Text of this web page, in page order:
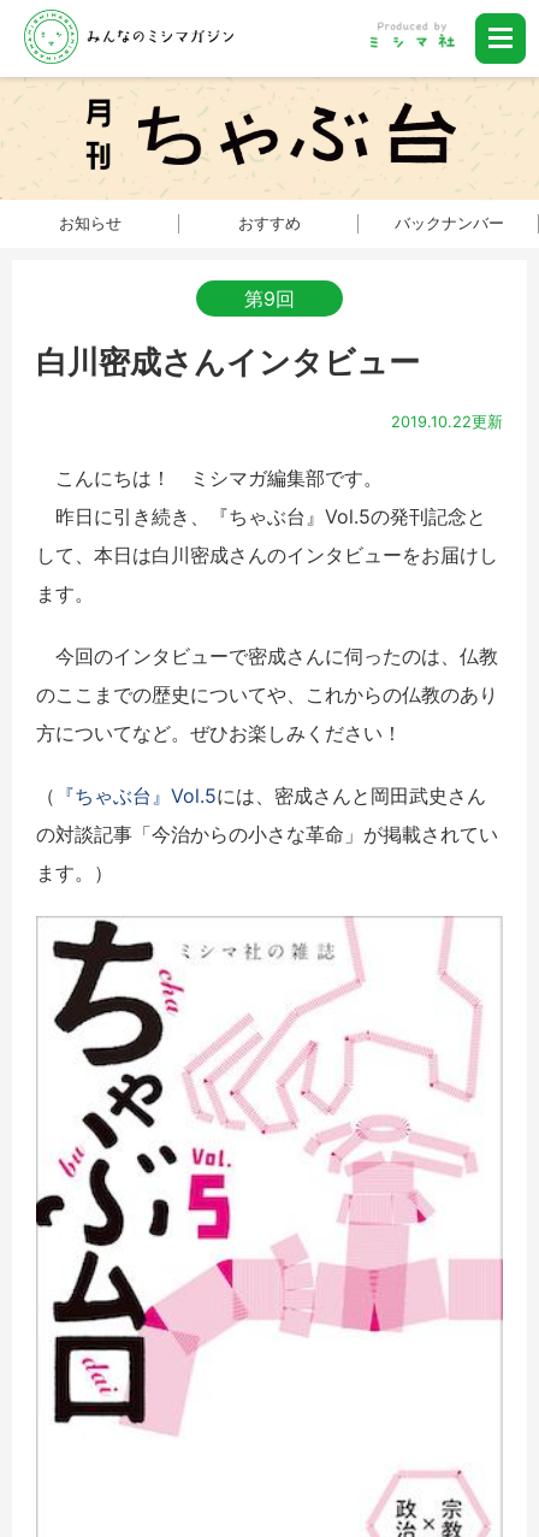
お知らせ おすすめ バックナンバー
第9回
白川密成さんインタビュー
2019.10.22更新
こんにちは！ ミシマガ編集部です。
昨日に引き続き、『ちゃぶ台』Vol.5の発刊記念と
して、本日は白川密成さんのインタビューをお届けし
ます。
今回のインタビューで密成さんに伺ったのは、仏教
のここまでの歴史についてや、これからの仏教のあり
方についてなど。ぜひお楽しみください！
（ 『ちゃぶ台』Vol.5には、密成さんと岡田武史さん
の対談記事「今治からの小さな革命」が掲載されてい
ます。）